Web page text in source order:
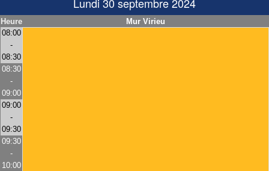
Lundi 30 septembre 2024
Heure
Mur Virieu
08:00
-
08:30
08:30
-
09:00
09:00
-
09:30
09:30
-
10:00